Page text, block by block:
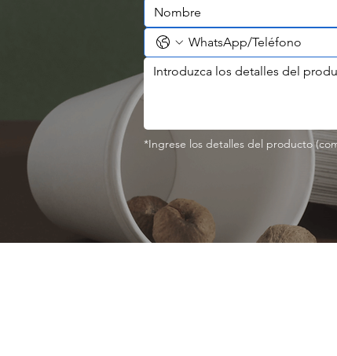
*Ingrese los detalles del producto